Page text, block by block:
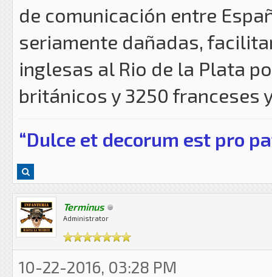
de comunicación entre
seriamente dañadas,
inglesas al Rio de la Plata
británicos y 3250 franceses
“Dulce et decorum est pro
Terminus
Administrator
10-22-2016, 03:28 PM